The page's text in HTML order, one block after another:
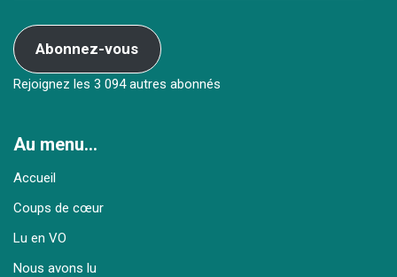
Abonnez-vous
Rejoignez les 3 094 autres abonnés
Au menu…
Accueil
Coups de cœur
Lu en VO
Nous avons lu